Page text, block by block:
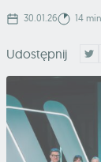
30.01.26 14
Udostępnij